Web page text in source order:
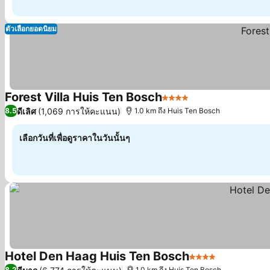
ตัวเลือกยอดนิยม
Forest Villa Huis Ten Bosch4 ดาว
8.5ดีเลิศ (1,069 การให้คะแนน) 1.0 km ถึง Huis Ten Bosch
เลือกวันที่เพื่อดูราคาในวันนั้นๆ
Hotel Den Haag Huis Ten Bosch4 ดาว